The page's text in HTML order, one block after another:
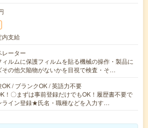
内支給
レーター
ィルムに保護フィルムを貼る機械の操作・製品に
その他欠陥物がないかを目視で検査・そ…
/ ブランクOK / 英語力不要
！〇まずは事前登録だけでもOK！履歴書不要で
ライン登録★氏名・職種などを入力す…